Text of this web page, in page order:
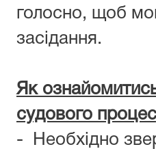
голосно, щоб
засідання.
Як
судового
- Необхідно